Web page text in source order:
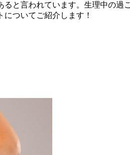
と言われています。生理中の
ついてご紹介します！